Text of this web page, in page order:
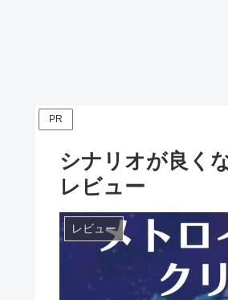
PR
シナリオが良く
レビュー
レビュー